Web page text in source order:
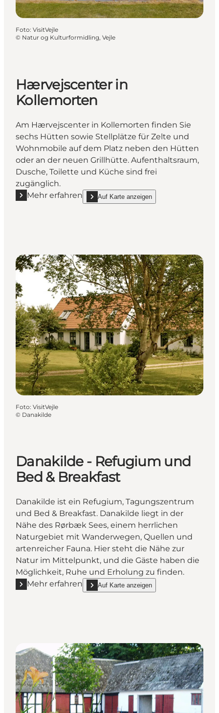
Foto: VisitVejle
© Natur og Kulturformidling, Vejle
Hærvejscenter in
Kollemorten
Am Hærvejscenter in Kollemorten finden Sie
sechs Hütten sowie Stellplätze für Zelte und
Wohnmobile auf dem Platz neben den Hütten
oder an der neuen Grillhütte. Aufenthaltsraum,
Dusche, Toilette und Küche sind frei
zugänglich.
Mehr erfahren
Mehr erfahren "Hærvejscenter in Kollemorten"
Auf Karte anzeigen
show Hærvejscenter in Kollemorten on_map
Foto: VisitVejle
© Danakilde
Danakilde - Refugium und
Bed & Breakfast
Danakilde ist ein Refugium, Tagungszentrum
und Bed & Breakfast. Danakilde liegt in der
Nähe des Rørbæk Sees, einem herrlichen
Naturgebiet mit Wanderwegen, Quellen und
artenreicher Fauna. Hier steht die Nähe zur
Natur im Mittelpunkt, und die Gäste haben die
Möglichkeit, Ruhe und Erholung zu finden.
Mehr erfahren
Mehr erfahren "Danakilde - Refugium und Bed &
Auf Karte anzeigen
show Danakilde - Refugium und Bed &